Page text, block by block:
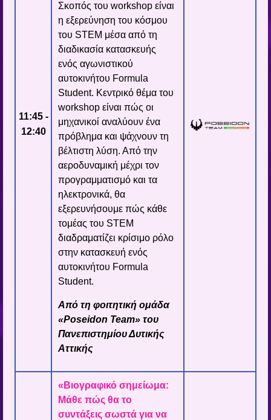
11:45 -
12:40
Σκοπός του workshop είναι
η εξερεύνηση του κόσμου
του STEM μέσα από τη
διαδικασία κατασκευής
ενός αγωνιστικού
αυτοκινήτου Formula
Student. Κεντρικό θέμα του
workshop είναι πώς οι
μηχανικοί αναλύουν ένα
πρόβλημα και ψάχνουν τη
βέλτιστη λύση. Από την
αεροδυναμική μέχρι τον
προγραμματισμό και τα
ηλεκτρονικά, θα
εξερευνήσουμε πώς κάθε
τομέας του STEM
διαδραματίζει κρίσιμο ρόλο
στην κατασκευή ενός
αυτοκινήτου Formula
Student.
Από τη φοιτητική ομάδα
«Poseidon Team» του
Πανεπιστημίου Δυτικής
Αττικής
«Βιογραφικό σημείωμα:
Μάθε πώς θα το
συντάξεις σωστά για να